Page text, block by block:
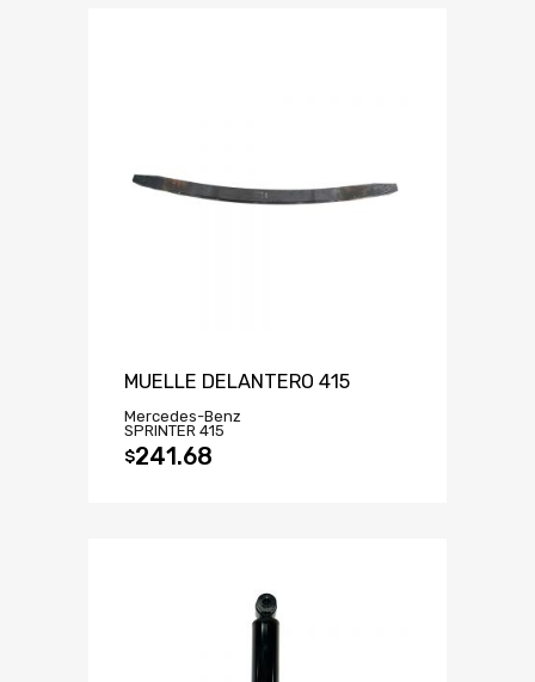
MUELLE DELANTERO 415
Mercedes-Benz
SPRINTER 415
$241.68